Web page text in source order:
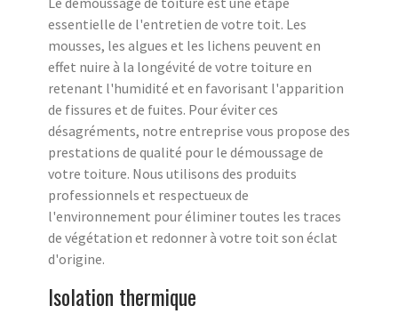
essentielle de l'entretien de votre toit. Les
mousses, les algues et les lichens peuvent en
effet nuire à la longévité de votre toiture en
retenant l'humidité et en favorisant l'apparition
de fissures et de fuites. Pour éviter ces
désagréments, notre entreprise vous propose des
prestations de qualité pour le démoussage de
votre toiture. Nous utilisons des produits
professionnels et respectueux de
l'environnement pour éliminer toutes les traces
de végétation et redonner à votre toit son éclat
d'origine.
Isolation thermique